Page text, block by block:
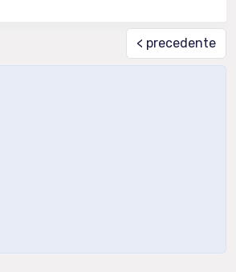
< precedente